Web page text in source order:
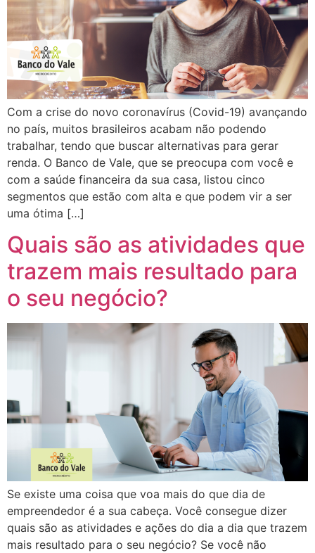
Com a crise do novo coronavírus (Covid-19) avançando
no país, muitos brasileiros acabam não podendo
trabalhar, tendo que buscar alternativas para gerar
renda. O Banco de Vale, que se preocupa com você e
com a saúde financeira da sua casa, listou cinco
segmentos que estão com alta e que podem vir a ser
uma ótima […]
Quais são as atividades que
trazem mais resultado para
o seu negócio?
Se existe uma coisa que voa mais do que dia de
empreendedor é a sua cabeça. Você consegue dizer
quais são as atividades e ações do dia a dia que trazem
mais resultado para o seu negócio? Se você não